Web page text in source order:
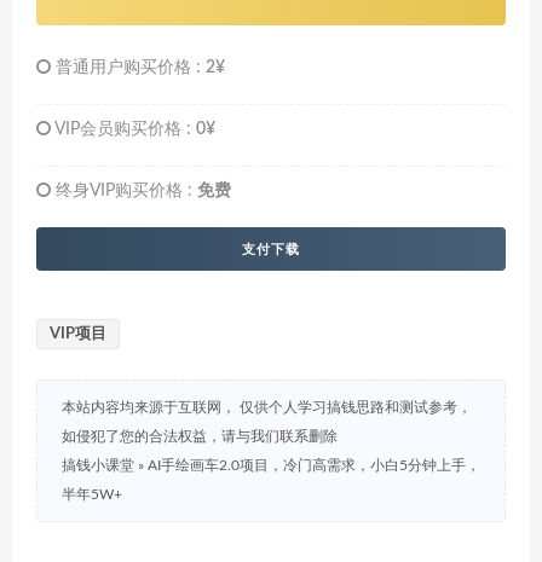
普通用户购买价格 : 2¥
VIP会员购买价格 : 0¥
终身VIP购买价格 : 免费
支付下载
VIP项目
本站内容均来源于互联网， 仅供个人学习搞钱思路和测试参考，
如侵犯了您的合法权益，请与我们联系删除
搞钱小课堂 » AI手绘画车2.0项目，冷门高需求，小白5分钟上手，
半年5W+